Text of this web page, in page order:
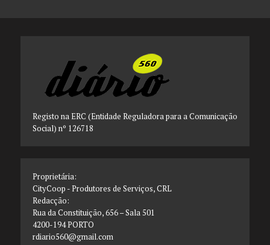
Registo na ERC (Entidade Reguladora para a Comunicação
Social) nº 126718
Proprietária:
CityCoop - Produtores de Serviços, CRL
Redacção:
Rua da Constituição, 656 – Sala 501
4200-194 PORTO
rdiario560@gmail.com